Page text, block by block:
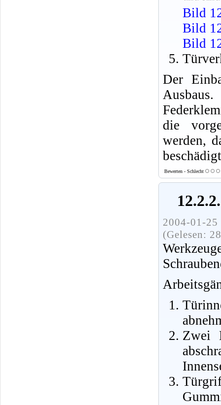
Bild
Bild
Bild
Der
die
werden,
Bewerten - Schlecht
2004-01-
(Gelesen:
Zwei